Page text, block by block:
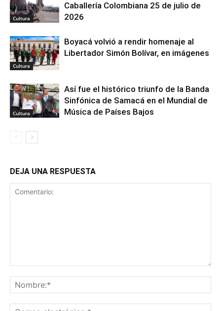
Cultura
Caballería Colombiana 25 de julio de
2026
Cultura
Boyacá volvió a rendir homenaje al
Libertador Simón Bolívar, en imágenes
Cultura
Así fue el histórico triunfo de la Banda
Sinfónica de Samacá en el Mundial de
Música de Países Bajos
DEJA UNA RESPUESTA